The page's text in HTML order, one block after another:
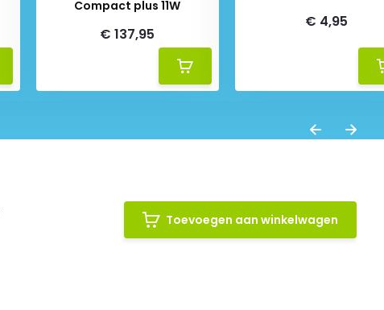
Compact plus 11W
€ 137,95
€ 4,95
Toevoegen aan winkelwagen